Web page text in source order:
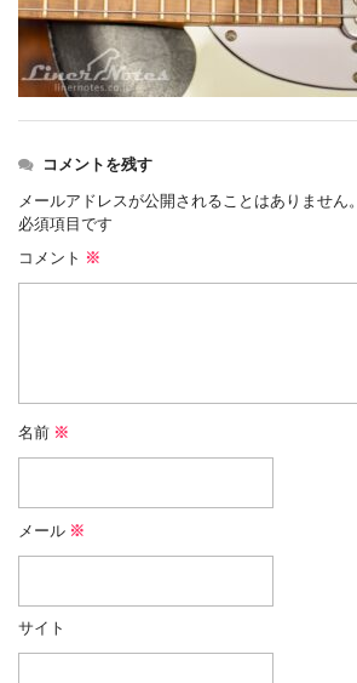
コメントを残す
メールアドレスが公開されることはありません。
必須項目です
コメント ※
名前 ※
メール ※
サイト